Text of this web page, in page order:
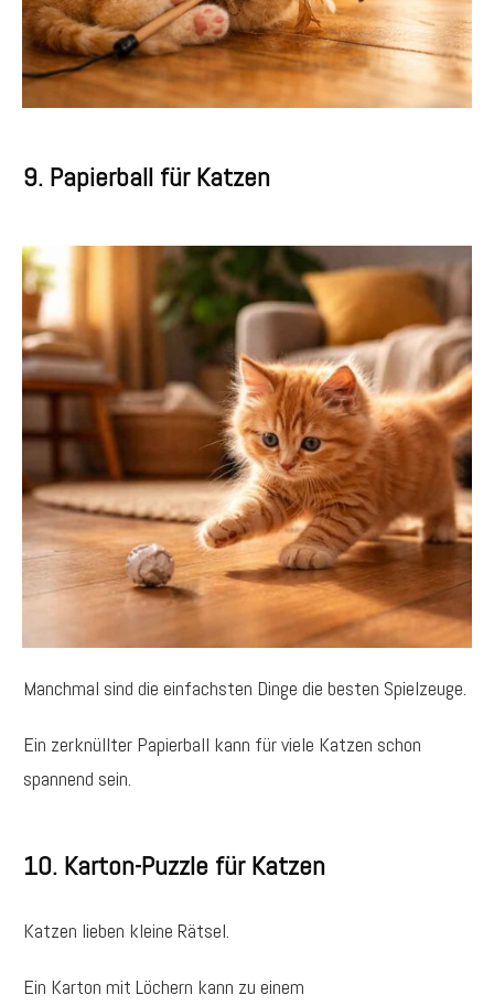
9. Papierball für Katzen
Manchmal sind die einfachsten Dinge die besten Spielzeuge.
Ein zerknüllter Papierball kann für viele Katzen schon
spannend sein.
10. Karton-Puzzle für Katzen
Katzen lieben kleine Rätsel.
Ein Karton mit Löchern kann zu einem